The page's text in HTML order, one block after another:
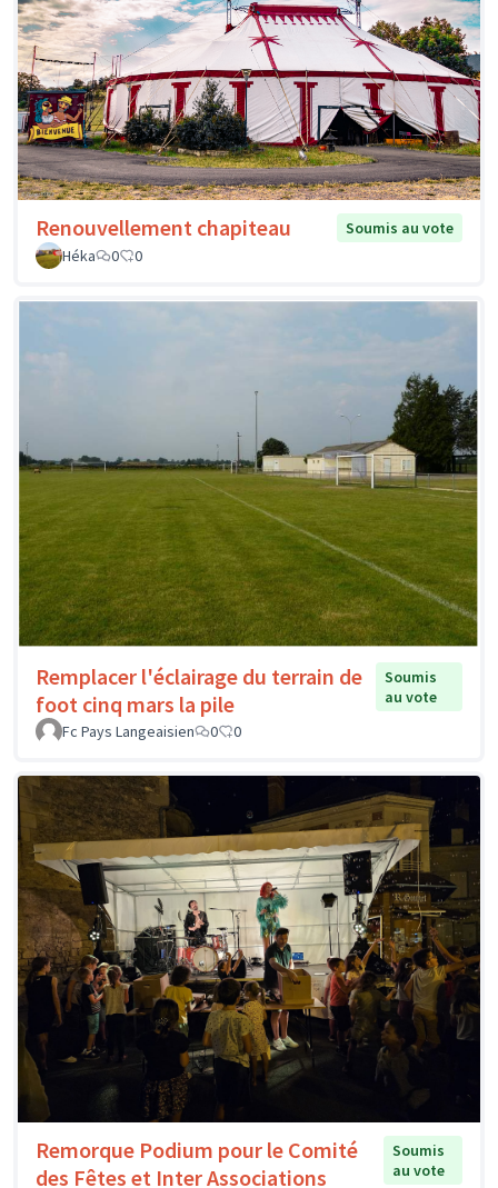
Renouvellement chapiteau
Soumis au vote
Héka
0 0
Remplacer l'éclairage du terrain de
foot cinq mars la pile
Soumis
au vote
Fc Pays Langeaisien
0 0
Remorque Podium pour le Comité
des Fêtes et Inter Associations
Soumis
au vote